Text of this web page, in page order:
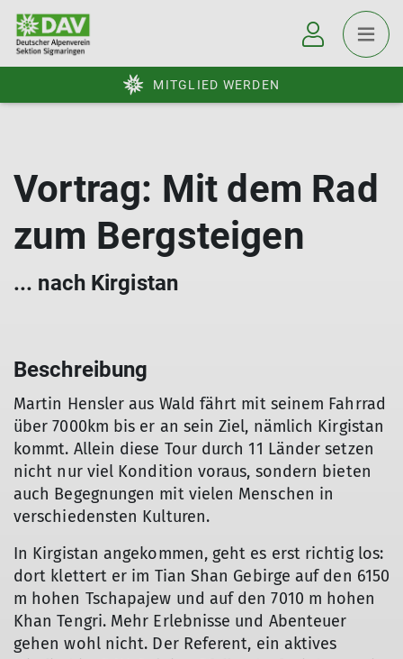
MITGLIED WERDEN
Vortrag: Mit dem Rad
zum Bergsteigen
... nach Kirgistan
Beschreibung
Martin Hensler aus Wald fährt mit seinem Fahrrad
über 7000km bis er an sein Ziel, nämlich Kirgistan
kommt. Allein diese Tour durch 11 Länder setzen
nicht nur viel Kondition voraus, sondern bieten
auch Begegnungen mit vielen Menschen in
verschiedensten Kulturen.
In Kirgistan angekommen, geht es erst richtig los:
dort klettert er im Tian Shan Gebirge auf den 6150
m hohen Tschapajew und auf den 7010 m hohen
Khan Tengri. Mehr Erlebnisse und Abenteuer
gehen wohl nicht. Der Referent, ein aktives